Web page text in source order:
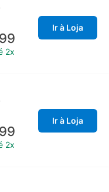
2x
Ir à Loja
2x
Ir à Loja